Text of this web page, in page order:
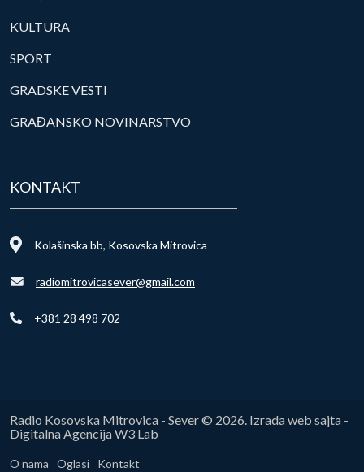
KULTURA
SPORT
GRADSKE VESTI
GRAĐANSKO NOVINARSTVO
KONTAKT
Kolašinska bb, Kosovska Mitrovica
radiomitrovicasever@gmail.com
+381 28 498 702
Radio Kosovska Mitrovica - Sever © 2026. Izrada web sajta -
Digitalna Agencija W3 Lab
O nama Oglasi Kontakt